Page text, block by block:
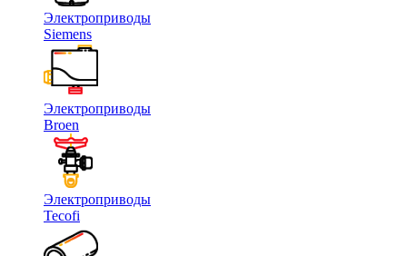
Электроприводы
Siemens
Электроприводы
Broen
Электроприводы
Tecofi